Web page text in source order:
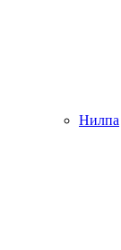
Нилпа